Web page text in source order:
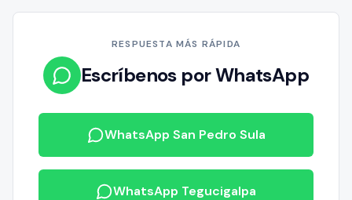
RESPUESTA MÁS RÁPIDA
Escríbenos por WhatsApp
WhatsApp San Pedro Sula
WhatsApp Tegucigalpa